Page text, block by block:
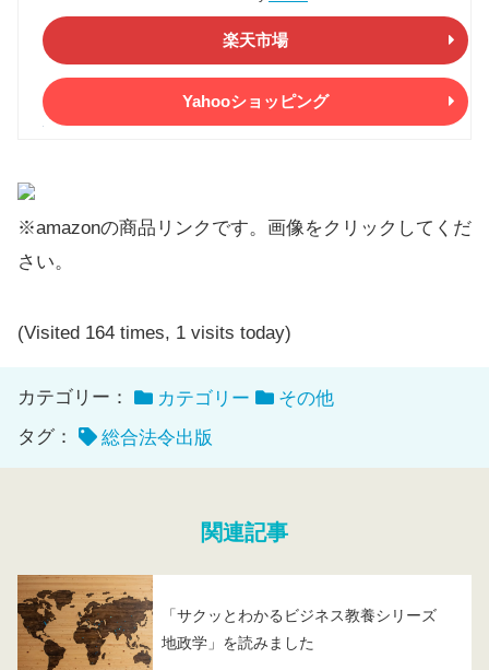
楽天市場
Yahooショッピング
※amazonの商品リンクです。画像をクリックしてくだ
さい。
(Visited 164 times, 1 visits today)
カテゴリー： カテゴリー
その他
タグ：
総合法令出版
関連記事
「サクッとわかるビジネス教養シリーズ
地政学」を読みました